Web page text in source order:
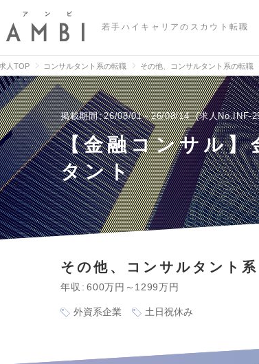
若手ハイキャリアのスカウト転職
人TOP コンサルタント系の転職 その他、コンサルタント系の転職
掲載期間 26/08/01～26/08/14 求人No.INF-
【金融コンサル
タント
その他、コンサルタント系
年収 600万円～1299万円
外資系企業 土日祝休み